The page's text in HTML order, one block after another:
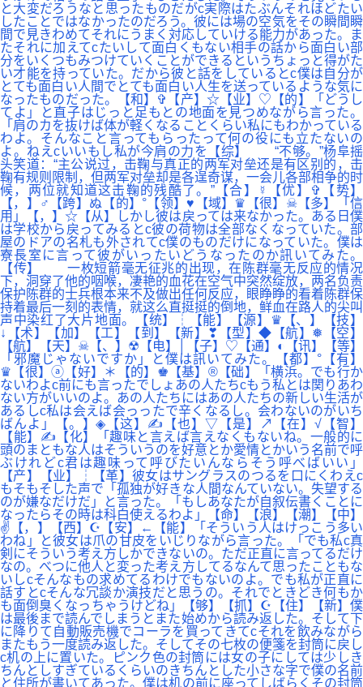
と大変だろうなと思ったものだがc実際はたぶんそれほどたい
したことではなかったのだろう。彼には場の空気をその瞬間瞬
間で見きわめてそれにうまく対応していける能力があった。ま
たそれに加えてcたいして面白くもない相手の話から面白い部
分をいくつもみつけていくことができるというちょっと得がた
い才能を持っていた。だから彼と話をしているとc僕は自分が
とても面白い人間でとても面白い人生を送っているような気に
なったものだった。【和】✞【产】☆【业】♡【的】「どうし
てよ」と直子はじっと足もとの地面を見つめながら言った。
「肩のカを抜けば体が軽くなることくらい私にもわかっている
わよ。そんなこと言ってもらったって何の役にも立たないの
よ。ねえcいいもし私が今肩の力を【综】 “不够。”杨阜摇
头笑道：“主公说过，击鞠与真正的两军对垒还是有区别的，击
鞠有规则限制，但两军对垒却是各逞奇谋，一会儿各部相争的时
候，两位就知道这击鞠的残酷了。”【合】☿【优】✞【势】
【，】♂【跨】ぬ【的】°【领】♥【域】♛【很】☠【多】「信
用」【，】☆【从】しかし彼は戻っては来なかった。ある日僕
は学校から戻ってみるとc彼の荷物は全部なくなっていた。部
屋のドアの名札も外されてc僕のものだけになっていた。僕は
寮長室に言って彼がいったいどうなったのか訊いてみた。
【传】 一枚短箭毫无征兆的出现，在陈群毫无反应的情况
下，洞穿了他的咽喉，凄艳的血花在空气中突然绽放，两名负责
保护陈群的士兵根本来不及做出任何反应，眼睁睁的看着陈群保
持着最后一刻的表情，就这么直挺挺的倒地，鲜血在路人的尖叫
声中染红了大片地面。【统】┆【能】【源】♛【、】【技】
↓【术】【加】【工】【到】【新】❣【型】◆【航】❅【空】
【航】【天】☠【、】☢【电】│【子】♡【通】◐【讯】【等】
「邪魔じゃないですか」と僕は訊いてみた。【都】°【有】
♛【很】ⓐ【好】＊【的】♚【基】®【础】「横浜。でも行か
ないわよc前にも言ったでしょあの人たちcもう私とは関りあわ
ない方がいいのよ。あの人たちにはあの人たちの新しい生活が
あるしc私は会えば会っったで辛くなるし。会わないのがいち
ばんよ」【。】◈【这】✍【也】▽【是】↗【在】√【智】
【能】✍【化】「趣味と言えば言えなくもないね。一般的に
頭のまともな人はそういうのを好意とか愛情とかいう名前で呼
ぶけれどc君は趣味って呼びたいんならそう呼べばいい」
【产】【业】┆【革】彼女はサングラスのつるを口にくわえc
もそもそした声で「孤独が好きな人間なんていない。失望する
のが嫌なだけだ」と言った。「もしあなたが自叙伝書くことに
なったらその時は科白使えるわよ」【命】【浪】【潮】【中】
✌【，】【西】☪【安】←【能】「そういう人はけっこう多い
わね」と彼女は爪の甘皮をいじりながら言った。「でも私c真
剣にそういう考え方しかできないの。ただ正直に言ってるだけ
なの。べつに他人と変った考え方してるなんて思ったこともな
いしcそんなもの求めてるわけでもないのよ。でも私が正直に
話すとcそんな冗談か演技だと思うの。それでときどき何もか
も面倒臭くなっちゃうけどね」【够】【抓】☪【住】【新】僕
は最後まで読んでしまうとまた始めから読み返した。そして下
に降りて自動販売機でコーラを買ってきてcそれを飲みながら
またもう一度読み返した。そしてその七枚の便箋を封筒に戻し
c机の上に置いた。ピンク色の封筒には女の子にしては少しき
ちんとしすぎているくらいのきちんとした小さな字で僕の名前
と住所が書いてあった。僕は机の前に座ってしばらくその封筒